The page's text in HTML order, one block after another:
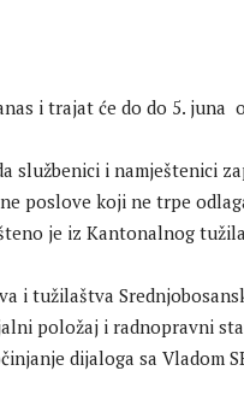
i trajat će do do 5. juna
službenici i namještenici
poslove koji ne trpe
je iz Kantonalnog
i tužilaštva
položaj i radnopravni
dijaloga sa Vladom